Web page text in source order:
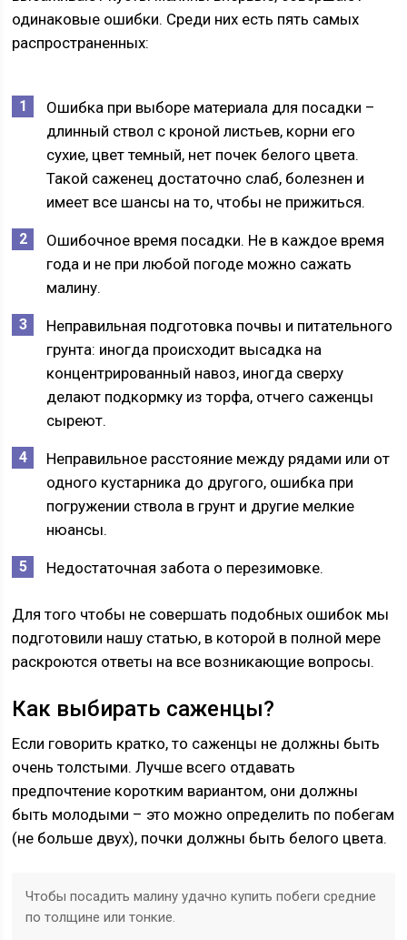
одинаковые ошибки. Среди них есть пять самых
распространенных:
Ошибка при выборе материала для посадки –
длинный ствол с кроной листьев, корни его
сухие, цвет темный, нет почек белого цвета.
Такой саженец достаточно слаб, болезнен и
имеет все шансы на то, чтобы не прижиться.
Ошибочное время посадки. Не в каждое время
года и не при любой погоде можно сажать
малину.
Неправильная подготовка почвы и питательного
грунта: иногда происходит высадка на
концентрированный навоз, иногда сверху
делают подкормку из торфа, отчего саженцы
сыреют.
Неправильное расстояние между рядами или от
одного кустарника до другого, ошибка при
погружении ствола в грунт и другие мелкие
нюансы.
Недостаточная забота о перезимовке.
Для того чтобы не совершать подобных ошибок мы
подготовили нашу статью, в которой в полной мере
раскроются ответы на все возникающие вопросы.
Как выбирать саженцы?
Если говорить кратко, то саженцы не должны быть
очень толстыми. Лучше всего отдавать
предпочтение коротким вариантом, они должны
быть молодыми – это можно определить по побегам
(не больше двух), почки должны быть белого цвета.
Чтобы посадить малину удачно купить побеги средние
по толщине или тонкие.